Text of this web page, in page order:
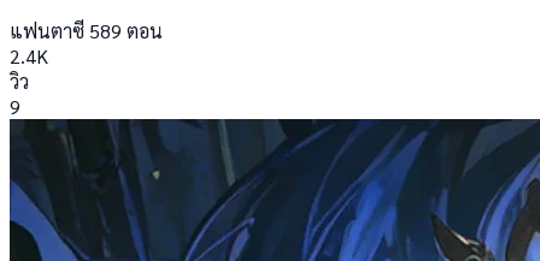
แฟนตาซี 589 ตอน
2.4K
วิว
9